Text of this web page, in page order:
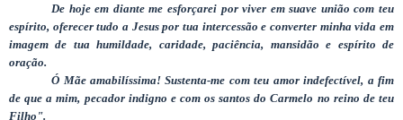
De hoje em diante me esforçarei por viver em suave união com teu
espírito, oferecer tudo a Jesus por tua intercessão e converter minha vida em
imagem de tua humildade, caridade, paciência, mansidão e espírito de
oração.
Ó Mãe amabilíssima! Sustenta-me com teu amor indefectível, a fim
de que a mim, pecador indigno e com os santos do Carmelo no reino de teu
Filho".